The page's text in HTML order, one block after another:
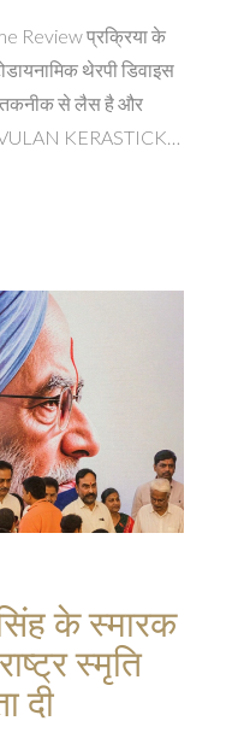
Review प्रक्रिया के
थेरपी डिवाइस
तकनीक से लैस है और
KERASTICK
डेंटरोलॉजिस्ट के
देती है। CEO अभय
के स्मारक
स्मृति
दी